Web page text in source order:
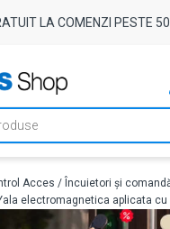
LA COMENZI PESTE
Acces / Încuietori și
electromagnetica aplicata cu